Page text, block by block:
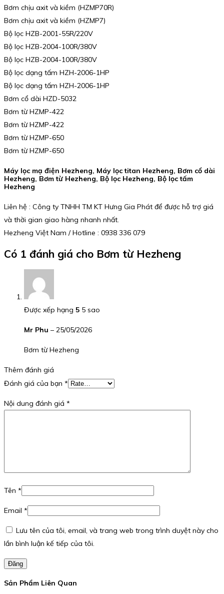
Bơm chịu axit và kiềm (HZMP70R)
Bơm chịu axit và kiềm (HZMP7)
Bộ lọc HZB-2001-55R/220V
Bộ lọc HZB-2004-100R/380V
Bộ lọc HZB-2004-100R/380V
Bộ lọc dạng tấm HZH-2006-1HP
Bộ lọc dạng tấm HZH-2006-1HP
Bơm cổ dài HZD-5032
Bơm từ HZMP-422
Bơm từ HZMP-422
Bơm từ HZMP-650
Bơm từ HZMP-650
Máy lọc mạ điện Hezheng, Máy lọc titan Hezheng, Bơm cổ dài
Hezheng, Bơm từ Hezheng, Bộ lọc Hezheng, Bộ lọc tấm
Hezheng
Liên hệ : Công ty TNHH TM KT Hưng Gia Phát để được hỗ trợ giá
và thời gian giao hàng nhanh nhất.
Hezheng Việt Nam / Hotline : 0938 336 079
Có 1 đánh giá cho Bơm từ Hezheng
Được xếp hạng 5 5 sao
Mr Phu – 25/05/2026
Bơm từ Hezheng
Thêm đánh giá
Đánh giá của bạn *
Nội dung đánh giá *
Tên *
Email *
Lưu tên của tôi, email, và trang web trong trình duyệt này cho
lần bình luận kế tiếp của tôi.
Đăng
Sản Phẩm Liên Quan